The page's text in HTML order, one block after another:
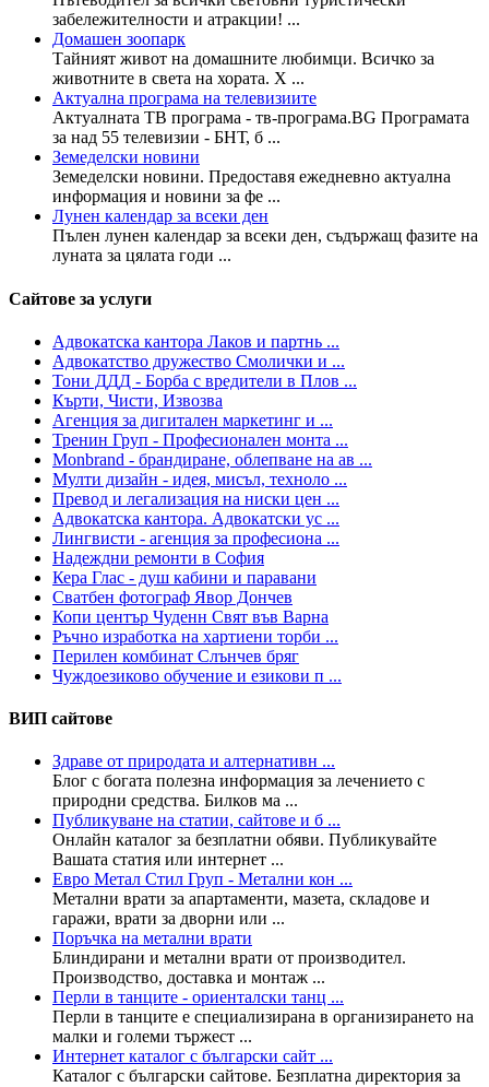
забележителности и атракции! ...
Домашен зоопарк
Тайният живот на домашните любимци. Всичко за
животните в света на хората. Х ...
Актуална програма на телевизиите
Актуалната ТВ програма - тв-програма.BG Програмата
за над 55 телевизии - БНТ, б ...
Земеделски новини
Земеделски новини. Предоставя ежедневно актуална
информация и новини за фе ...
Лунен календар за всеки ден
Пълен лунен календар за всеки ден, съдържащ фазите на
луната за цялата годи ...
Сайтове за услуги
Адвокатска кантора Лаков и партнь ...
Адвокатство дружество Смолички и ...
Тони ДДД - Борба с вредители в Плов ...
Кърти, Чисти, Извозва
Агенция за дигитален маркетинг и ...
Тренин Груп - Професионален монта ...
Monbrand - брандиране, облепване на ав ...
Мулти дизайн - идея, мисъл, техноло ...
Превод и легализация на ниски цен ...
Адвокатска кантора. Адвокатски ус ...
Лингвисти - агенция за професиона ...
Надеждни ремонти в София
Кера Глас - душ кабини и паравани
Сватбен фотограф Явор Дончев
Копи център Чуденн Свят във Варна
Ръчно изработка на хартиени торби ...
Перилен комбинат Слънчев бряг
Чуждоезиково обучение и езикови п ...
ВИП сайтове
Здраве от природата и алтернативн ...
Блог с богата полезна информация за лечението с
природни средства. Билков ма ...
Публикуване на статии, сайтове и б ...
Онлайн каталог за безплатни обяви. Публикувайте
Вашата статия или интернет ...
Евро Метал Стил Груп - Метални кон ...
Метални врати за апартаменти, мазета, складове и
гаражи, врати за дворни или ...
Поръчка на метални врати
Блиндирани и метални врати от производител.
Производство, доставка и монтаж ...
Перли в танците - ориенталски танц ...
Перли в танците е специализирана в организирането на
малки и големи тържест ...
Интернет каталог с български сайт ...
Каталог с български сайтове. Безплатна директория за